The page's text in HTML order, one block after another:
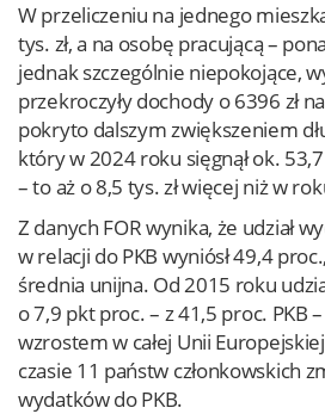
W przeliczeniu na jednego
tys. zł, a na osobę pracującą –
jednak szczególnie niepokojące,
przekroczyły dochody o 6396 zł
pokryto dalszym zwiększeniem
który w 2024 roku sięgnął ok.
– to aż o 8,5 tys. zł więcej niż w
Z danych FOR wynika, że udział
w relacji do PKB wyniósł 49,4
średnia unijna. Od 2015 roku
o 7,9 pkt proc. – z 41,5 proc. PKB
wzrostem w całej Unii
czasie 11 państw członkowskich
wydatków do PKB.